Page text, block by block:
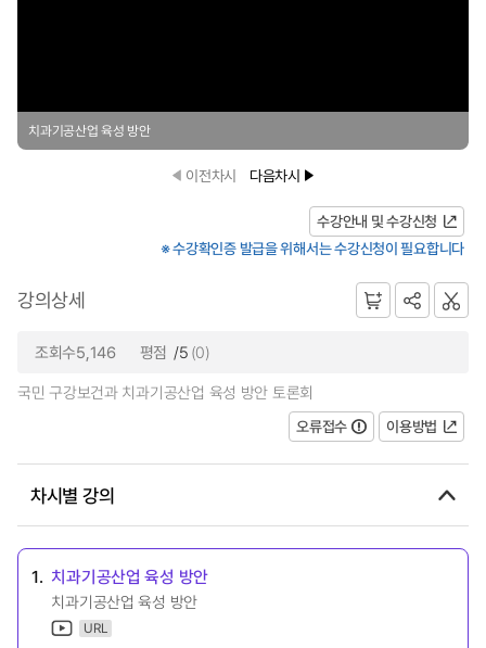
치과기공산업 육성 방안
이전차시 다음차시
수강안내 및 수강신청
※ 수강확인증 발급을 위해서는 수강신청이 필요합니다
강의상세
조회수5,146 평점 /5 (0)
국민 구강보건과 치과기공산업 육성 방안 토론회
오류접수
이용방법
차시별 강의
1. 치과기공산업 육성 방안
치과기공산업 육성 방안
URL